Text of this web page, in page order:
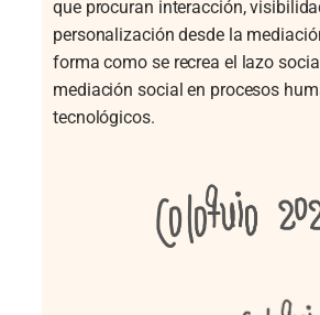
que procuran interacción,
personalización desde la
forma como se recrea el lazo
mediación social en procesos
tecnológicos.